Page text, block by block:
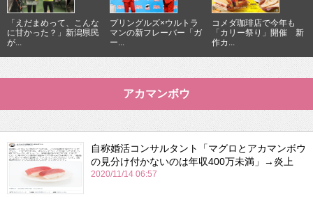
「えだまめって、こんな
に甘かった？」新潟県民
が...
プリングルズ×ウルトラ
マンの新フレーバー「ガ
ー...
コメダ珈琲店で今年も
「カリー祭り」開催 新
作カ...
アカマンボウ
自称婚活コンサルタント「マグロとアカマンボウ
の見分け付かないのは年収400万未満」→炎上
2020/11/14 06:57